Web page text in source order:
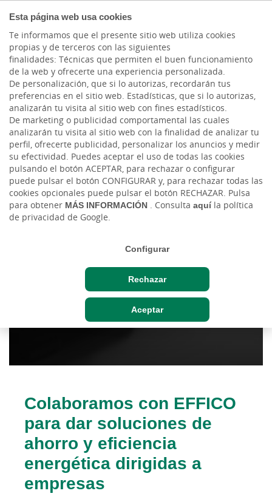
Esta página web usa cookies
Te informamos que el presente sitio web utiliza cookies
propias y de terceros con las siguientes
finalidades: Técnicas que permiten el buen funcionamiento
de la web y ofrecerte una experiencia personalizada.
De personalización, que si lo autorizas, recordarán tus
preferencias en el sitio web. Estadísticas, que si lo autorizas,
analizarán tu visita al sitio web con fines estadísticos.
De marketing o publicidad comportamental las cuales
analizarán tu visita al sitio web con la finalidad de analizar tu
perfil, ofrecerte publicidad, personalizar los anuncios y medir
su efectividad. Puedes aceptar el uso de todas las cookies
pulsando el botón ACEPTAR, para rechazar o configurar
puede pulsar el botón CONFIGURAR y, para rechazar todas las
cookies opcionales puede pulsar el botón RECHAZAR. Pulsa
para obtener MÁS INFORMACIÓN . Consulta aquíla política
de privacidad de Google.
Configurar
Rechazar
Aceptar
Cargando contenido, por favor espere...
CAJASIETE
Sala de Prensa
Colaboramos con EFFICO
para dar soluciones de
ahorro y eficiencia
energética dirigidas a
empresas